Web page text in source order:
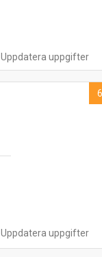
Uppdatera uppgifter
Uppdatera uppgifter
6